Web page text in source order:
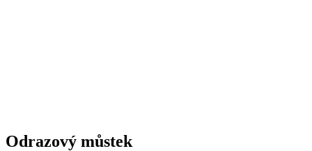
Odrazový můstek